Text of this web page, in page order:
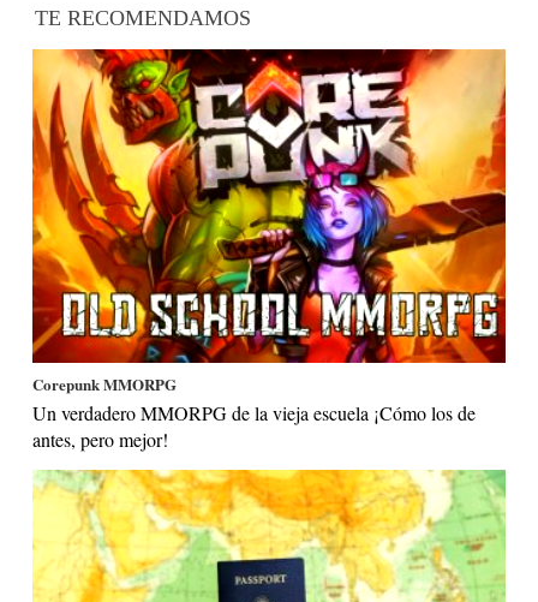
TE RECOMENDAMOS
Corepunk MMORPG
Un verdadero MMORPG de la vieja escuela ¡Cómo los de
antes, pero mejor!